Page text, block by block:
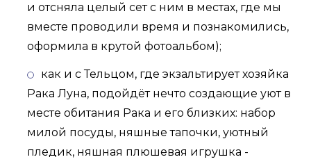
и отсняла целый сет с ним в местах, где мы
вместе проводили время и познакомились,
оформила в крутой фотоальбом);
как и с Тельцом, где экзальтирует хозяйка
Рака Луна, подойдёт нечто создающие уют в
месте обитания Рака и его близких: набор
милой посуды, няшные тапочки, уютный
пледик, няшная плюшевая игрушка -